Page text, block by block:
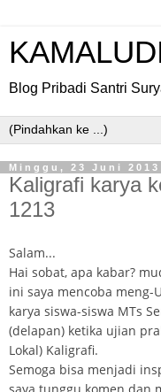
Blog Pribadi Santri
Minggu, 23 Juni 2013
Kaligrafi karya
1213
Salam...
Hai sobat, apa kabar?
ini saya mencoba meng-
karya siswa-siswa MTs
(delapan) ketika ujian
Lokal) Kaligrafi.
Semoga bisa menjadi